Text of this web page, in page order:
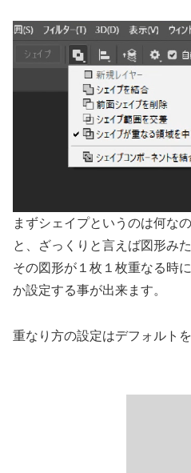
まずシェイプというのは何な
と、ざっくりと言えば図形み
その図形が１枚１枚重なる時
か設定する事が出来ます。
重なり方の設定はデフォルト